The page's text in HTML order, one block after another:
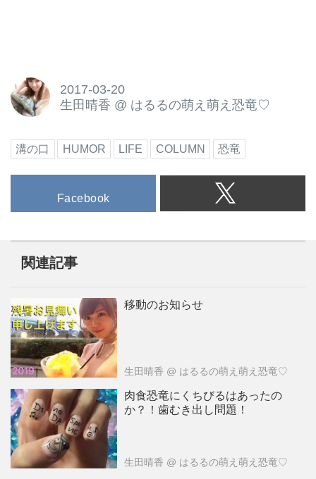
2017-03-20
生田晴香 @ はるるの萌え萌え恐竜♡
溝の口 HUMOR LIFE COLUMN 恐竜
Facebook
関連記事
移動のお知らせ
生田晴香 @ はるるの萌え萌え恐竜♡
肉食恐竜にくちびるはあったの
か？！歯むき出し問題！
生田晴香 @ はるるの萌え萌え恐竜♡